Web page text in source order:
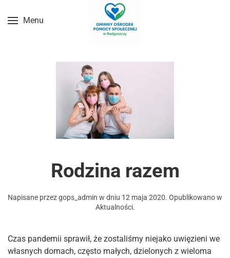
Przejdź do treści głównej
Menu
Rodzina razem
Napisane przezgops_admin w dniu 12 maja 2020. Opublikowano w
Aktualności.
Czas pandemii sprawił, że zostaliśmy niejako uwięzieni we
własnych domach, często małych, dzielonych z wieloma